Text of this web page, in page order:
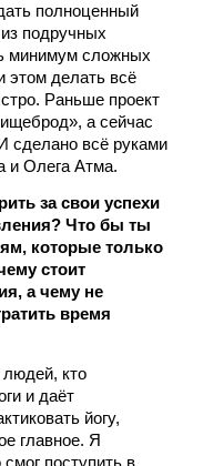
полноценный
подручных
минимум сложных
этом делать всё
Раньше проект
а сейчас
сделано всё руками
и Олега Атма.
за свои успехи
Что бы ты
которые только
стоит
а чему не
время
кто
и даёт
йогу,
главное. Я